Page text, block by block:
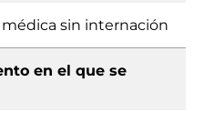
sin internación
en el que se